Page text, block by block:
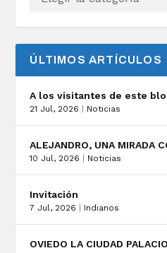
ÚLTIMOS ARTÍCULOS
A los visitantes de este
21 Jul, 2026 Noticias
ALEJANDRO, UNA MIRADA
10 Jul, 2026 Noticias
Invitación
7 Jul, 2026 Indianos
OVIEDO LA CIUDAD